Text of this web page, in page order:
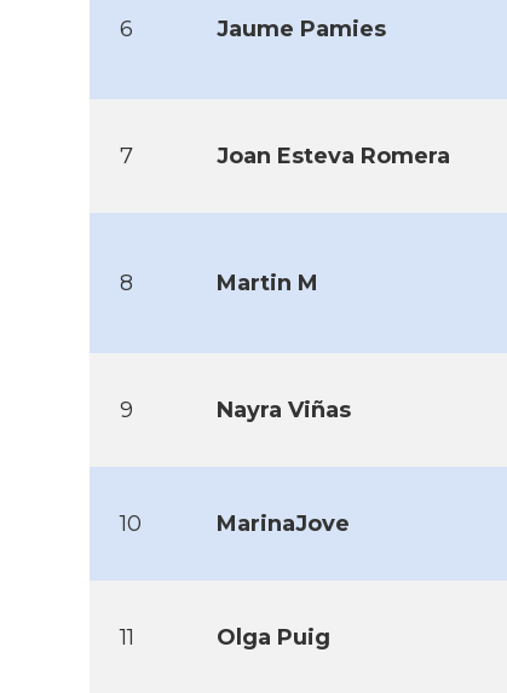
6 Jaume Pamies
7 Joan Esteva Romera
8 Martin M
9 Nayra Viñas
10 MarinaJove
11 Olga Puig